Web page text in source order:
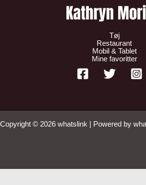
Tøj
Restaurant
Mobil & Tablet
Mine favoritter
Copyright © 2026 whatslink | Powered by